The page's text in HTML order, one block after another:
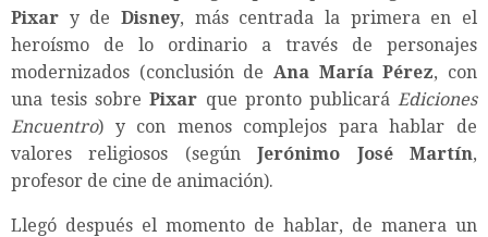
Pixar y de Disney, más centrada la primera en el
heroísmo de lo ordinario a través de personajes
modernizados (conclusión de Ana María Pérez, con
una tesis sobrePixar que pronto publicaráEdiciones
Encuentro) y con menos complejos para hablar de
valores religiosos (segúnJerónimo José Martín,
profesor de cine de animación).
Llegó después el momento de hablar, de manera un